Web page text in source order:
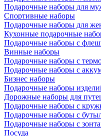
Подарочные наборы для
Спортивные наборы
Подарочные наборы для
Кухонные подарочные
Подарочные наборы с
Винные наборы
Подарочные наборы с
Подарочные наборы с
Бизнес наборы
Подарочные наборы
Дорожные наборы для
Подарочные наборы с
Подарочные наборы с
Подарочные наборы с
Посуда